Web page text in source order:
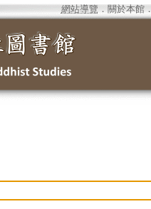
網站導覽 ． 關於本館．